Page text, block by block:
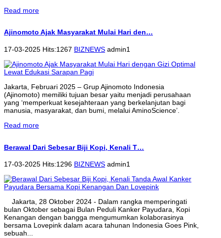
Read more
Ajinomoto Ajak Masyarakat Mulai Hari den…
17-03-2025 Hits:1267 BIZNEWS admin1
Jakarta, Februari 2025 – Grup Ajinomoto Indonesia
(Ajinomoto) memiliki tujuan besar yaitu menjadi perusahaan
yang ‘memperkuat kesejahteraan yang berkelanjutan bagi
manusia, masyarakat, dan bumi, melalui AminoScience’.
Read more
Berawal Dari Sebesar Biji Kopi, Kenali T…
17-03-2025 Hits:1296 BIZNEWS admin1
Jakarta, 28 Oktober 2024 - Dalam rangka memperingati
bulan Oktober sebagai Bulan Peduli Kanker Payudara, Kopi
Kenangan dengan bangga mengumumkan kolaborasinya
bersama Lovepink dalam acara tahunan Indonesia Goes Pink,
sebuah...